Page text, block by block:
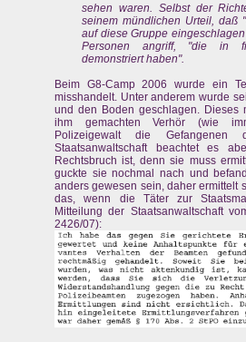
sehen waren. Selbst der
seinem mündlichen Urteil, daß
auf diese Gruppe
Personen angriff, "die in
demonstriert haben".
Beim G8-Camp 2006 wurde ein
misshandelt. Unter anderem wurde
und den Boden geschlagen. Dieses
ihm gemachten Verhör (wie
Polizeigewalt die Gefangenen
Staatsanwaltschaft beachtet es
Rechtsbruch ist, denn sie muss
guckte sie nochmal nach und
anders gewesen sein, daher ermittelt
das, wenn die Täter zur
Mitteilung der Staatsanwaltschaft
2426/07):